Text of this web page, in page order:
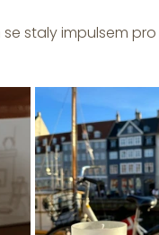
staly impulsem pro